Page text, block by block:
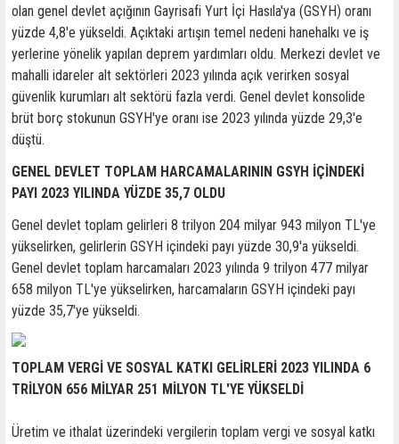
olan genel devlet açığının Gayrisafi Yurt İçi Hasıla'ya (GSYH) oranı
yüzde 4,8'e yükseldi. Açıktaki artışın temel nedeni hanehalkı ve iş
yerlerine yönelik yapılan deprem yardımları oldu. Merkezi devlet ve
mahalli idareler alt sektörleri 2023 yılında açık verirken sosyal
güvenlik kurumları alt sektörü fazla verdi. Genel devlet konsolide
brüt borç stokunun GSYH'ye oranı ise 2023 yılında yüzde 29,3'e
düştü.
GENEL DEVLET TOPLAM HARCAMALARININ GSYH İÇİNDEKİ
PAYI 2023 YILINDA YÜZDE 35,7 OLDU
Genel devlet toplam gelirleri 8 trilyon 204 milyar 943 milyon TL'ye
yükselirken, gelirlerin GSYH içindeki payı yüzde 30,9'a yükseldi.
Genel devlet toplam harcamaları 2023 yılında 9 trilyon 477 milyar
658 milyon TL'ye yükselirken, harcamaların GSYH içindeki payı
yüzde 35,7'ye yükseldi.
TOPLAM VERGİ VE SOSYAL KATKI GELİRLERİ 2023 YILINDA 6
TRİLYON 656 MİLYAR 251 MİLYON TL'YE YÜKSELDİ
Üretim ve ithalat üzerindeki vergilerin toplam vergi ve sosyal katkı